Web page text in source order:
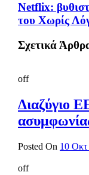
Netflix:
του Χωρίς
Σχετικά
off
Διαζύγιο
Posted On 10 Οκτ
off